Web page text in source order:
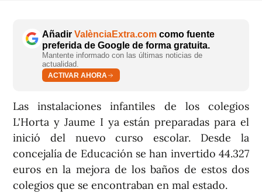
Añadir ValènciaExtra.com como fuente
preferida de Google de forma gratuita.
Mantente informado con las últimas noticias de
actualidad.
ACTIVAR AHORA
Las instalaciones infantiles de los colegios
L'Horta y Jaume I ya están preparadas para el
inició del nuevo curso escolar. Desde la
concejalía de Educación se han invertido 44.327
euros en la mejora de los baños de estos dos
colegios que se encontraban en mal estado.